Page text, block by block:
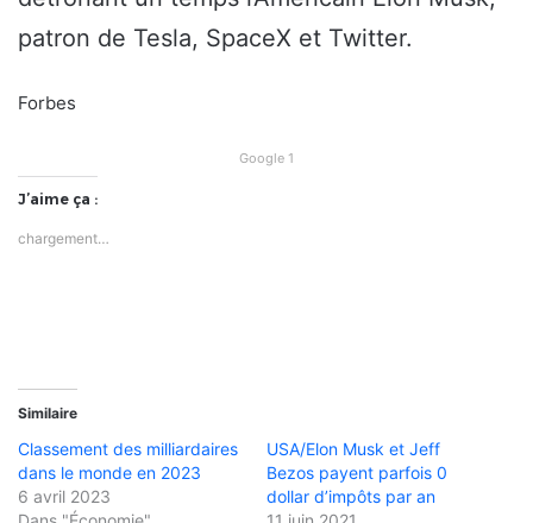
patron de Tesla, SpaceX et Twitter.
Forbes
Google 1
J’aime ça :
chargement…
Similaire
Classement des milliardaires
dans le monde en 2023
6 avril 2023
USA/Elon Musk et Jeff
Bezos payent parfois 0
dollar d’impôts par an